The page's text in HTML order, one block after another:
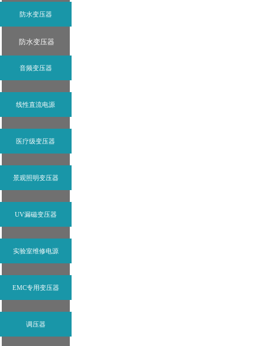
防水变压器
防水变压器
音频变压器
线性直流电源
医疗级变压器
景观照明变压器
UV漏磁变压器
实验室维修电源
EMC专用变压器
调压器